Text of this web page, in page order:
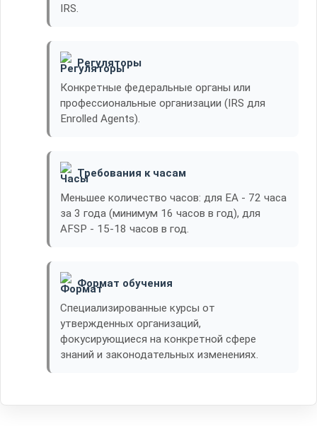
IRS.
Регуляторы
Конкретные федеральные органы или
профессиональные организации (IRS для
Enrolled Agents).
Требования к часам
Меньшее количество часов: для EA - 72 часа
за 3 года (минимум 16 часов в год), для
AFSP - 15-18 часов в год.
Формат обучения
Специализированные курсы от
утвержденных организаций,
фокусирующиеся на конкретной сфере
знаний и законодательных изменениях.